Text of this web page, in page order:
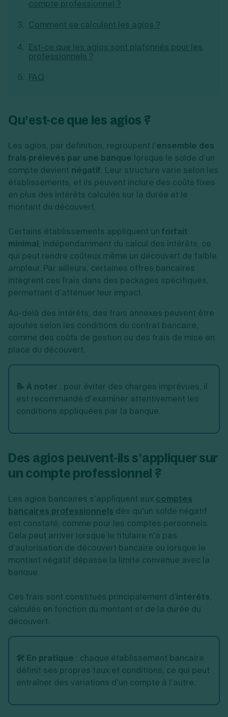
Toutes les modifications
Je souhaite être accompagné
comptable LS Compta
Création d'EURL
Création de SASU
Création de SARL
Création de SAS
Création de SCI
Création d'association
Aides à la création d’entreprise
compte professionnel ?
Comment se calculent les agios ?
Est-ce que les agios sont plafonnés pour les
professionnels ?
FAQ
Qu’est-ce que les agios ?
Les agios, par définition, regroupent l’ensemble des
frais prélevés par une banque lorsque le solde d’un
compte devient négatif. Leur structure varie selon les
établissements, et ils peuvent inclure des coûts fixes
en plus des intérêts calculés sur la durée et le
montant du découvert.
Certains établissements appliquent un forfait
minimal, indépendamment du calcul des intérêts, ce
qui peut rendre coûteux même un découvert de faible
ampleur. Par ailleurs, certaines offres bancaires
intègrent ces frais dans des packages spécifiques,
permettant d’atténuer leur impact.
Au-delà des intérêts, des frais annexes peuvent être
ajoutés selon les conditions du contrat bancaire,
comme des coûts de gestion ou des frais de mise en
place du découvert.
📝 À noter : pour éviter des charges imprévues, il
est recommandé d’examiner attentivement les
conditions appliquées par la banque.
Des agios peuvent-ils s’appliquer sur
un compte professionnel ?
Les agios bancaires s’appliquent aux comptes
bancaires professionnels dès qu’un solde négatif
est constaté, comme pour les comptes personnels.
Cela peut arriver lorsque le titulaire n’a pas
d’autorisation de découvert bancaire ou lorsque le
montant négatif dépasse la limite convenue avec la
banque.
Ces frais sont constitués principalement d’intérêts,
calculés en fonction du montant et de la durée du
découvert.
🛠️ En pratique : chaque établissement bancaire
définit ses propres taux et conditions, ce qui peut
entraîner des variations d’un compte à l’autre.